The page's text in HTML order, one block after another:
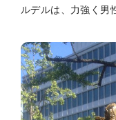
ルデルは、力強く